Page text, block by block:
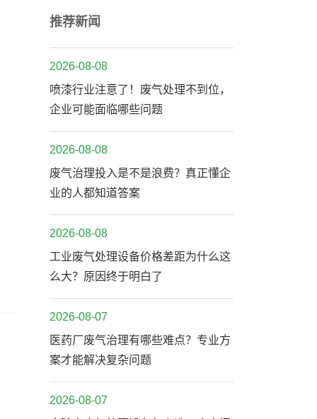
推荐新闻
2026-08-08
喷漆行业注意了！废气处理不到位，
企业可能面临哪些问题
2026-08-08
废气治理投入是不是浪费？真正懂企
业的人都知道答案
2026-08-08
工业废气处理设备价格差距为什么这
么大？原因终于明白了
2026-08-07
医药厂废气治理有哪些难点？专业方
案才能解决复杂问题
2026-08-07